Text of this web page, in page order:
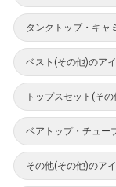
タンクトップ・キャ
ベスト(その他)のア
トップスセット(そ
ベアトップ・チュー
その他(その他)のア